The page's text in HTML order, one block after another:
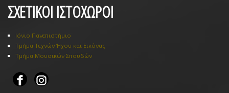
ΣΧΕΤΙΚΟΙ ΙΣΤΟΧΩΡΟΙ
Ιόνιο Πανεπιστήμιο
Τμήμα Τεχνών Ήχου και Εικόνας
Τμήμα Μουσικών Σπουδών